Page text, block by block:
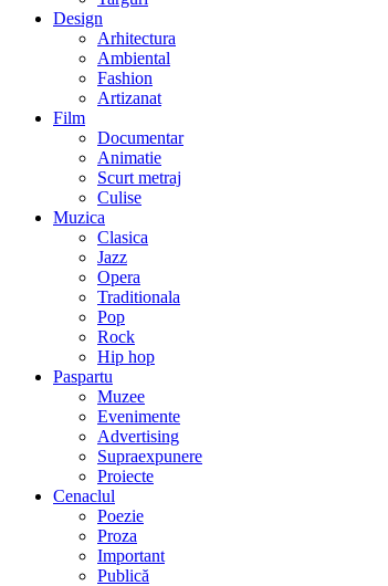
Design
Arhitectura
Ambiental
Fashion
Artizanat
Film
Documentar
Animatie
Scurt metraj
Culise
Muzica
Clasica
Jazz
Opera
Traditionala
Pop
Rock
Hip hop
Paspartu
Muzee
Evenimente
Advertising
Supraexpunere
Proiecte
Cenaclul
Poezie
Proza
Important
Publică